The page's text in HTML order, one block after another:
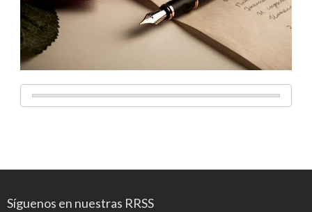
Síguenos en nuestras RRSS